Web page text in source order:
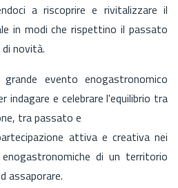
a riscoprire e rivitalizzare il
in modi che rispettino il passato
novità.
evento enogastronomico
indagare e celebrare l'equilibrio tra
tra passato e
attiva e creativa nei
di un territorio
assaporare.